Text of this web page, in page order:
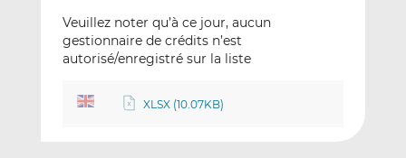
Veuillez noter qu’à ce jour, aucun
gestionnaire de crédits n’est
autorisé/enregistré sur la liste
XLSX (10.07KB)